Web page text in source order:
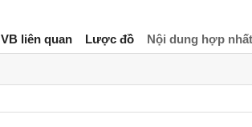
VB liên quan Lược đồ Nội dung hợp nhất